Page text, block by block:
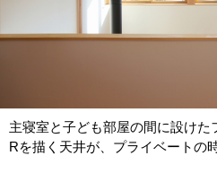
主寝室と子ども部屋の間に設け
Rを描く天井が、プライベートの